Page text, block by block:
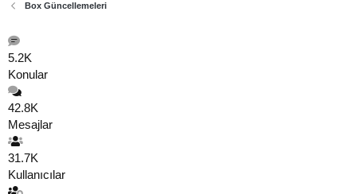
Box Güncellemeleri
5.2K
Konular
42.8K
Mesajlar
31.7K
Kullanıcılar